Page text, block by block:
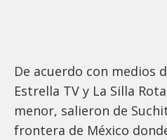
De acuerdo con medios
Estrella TV y La Silla
menor, salieron de
frontera de México